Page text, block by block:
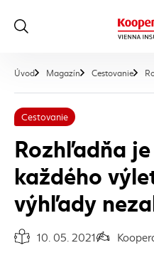
Úvod Magazín Cestovanie
Cestovanie
Rozhľadňa
každého
výhľady
Dátum vydania článku:
10. 05. 2021Autor